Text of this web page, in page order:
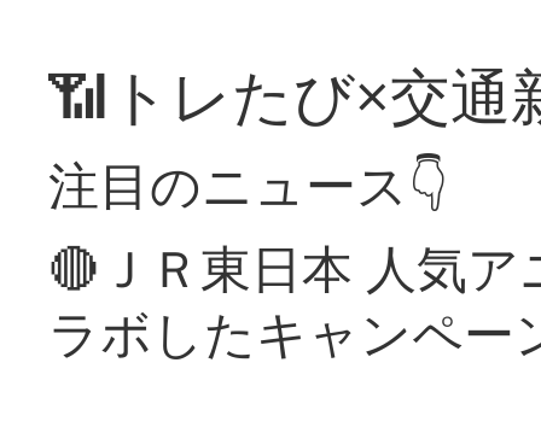
📶トレたび×交通
注目のニュース👇
🔴ＪＲ東日本 人気
ラボしたキャンペー